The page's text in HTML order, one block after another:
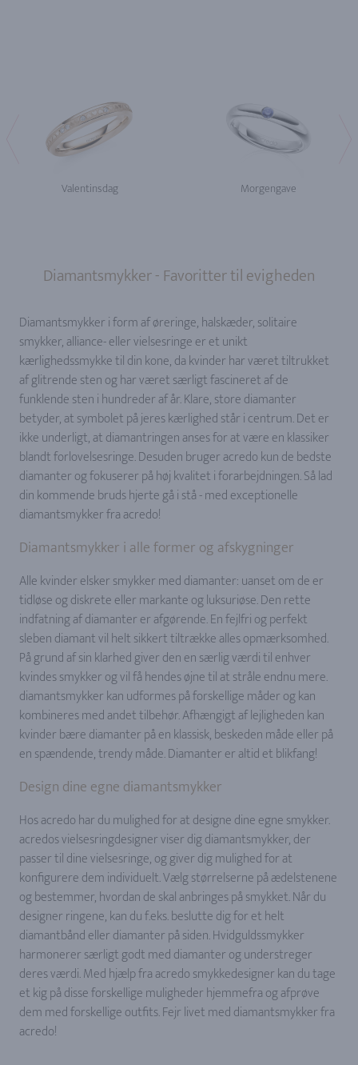
Valentinsdag Morgengave
Diamantsmykker - Favoritter til evigheden
Diamantsmykker i form af øreringe, halskæder, solitaire
smykker, alliance- eller vielsesringe er et unikt
kærlighedssmykke til din kone, da kvinder har været tiltrukket
af glitrende sten og har været særligt fascineret af de
funklende sten i hundreder af år. Klare, store diamanter
betyder, at symbolet på jeres kærlighed står i centrum. Det er
ikke underligt, at diamantringen anses for at være en klassiker
blandt forlovelsesringe. Desuden bruger acredo kun de bedste
diamanter og fokuserer på høj kvalitet i forarbejdningen. Så lad
din kommende bruds hjerte gå i stå - med exceptionelle
diamantsmykker fra acredo!
Diamantsmykker i alle former og afskygninger
Alle kvinder elsker smykker med diamanter: uanset om de er
tidløse og diskrete eller markante og luksuriøse. Den rette
indfatning af diamanter er afgørende. En fejlfri og perfekt
sleben diamant vil helt sikkert tiltrække alles opmærksomhed.
På grund af sin klarhed giver den en særlig værdi til enhver
kvindes smykker og vil få hendes øjne til at stråle endnu mere.
diamantsmykker kan udformes på forskellige måder og kan
kombineres med andet tilbehør. Afhængigt af lejligheden kan
kvinder bære diamanter på en klassisk, beskeden måde eller på
en spændende, trendy måde. Diamanter er altid et blikfang!
Design dine egne diamantsmykker
Hos acredo har du mulighed for at designe dine egne smykker.
acredos vielsesringdesigner viser dig diamantsmykker, der
passer til dine vielsesringe, og giver dig mulighed for at
konfigurere dem individuelt. Vælg størrelserne på ædelstenene
og bestemmer, hvordan de skal anbringes på smykket. Når du
designer ringene, kan du f.eks. beslutte dig for et helt
diamantbånd eller diamanter på siden. Hvidguldssmykker
harmonerer særligt godt med diamanter og understreger
deres værdi. Med hjælp fra acredo smykkedesigner kan du tage
et kig på disse forskellige muligheder hjemmefra og afprøve
dem med forskellige outfits. Fejr livet med diamantsmykker fra
acredo!